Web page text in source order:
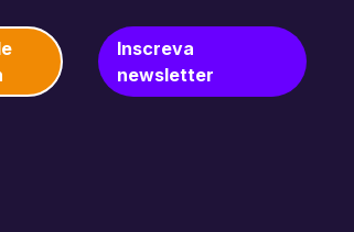
Inscreva
newsletter